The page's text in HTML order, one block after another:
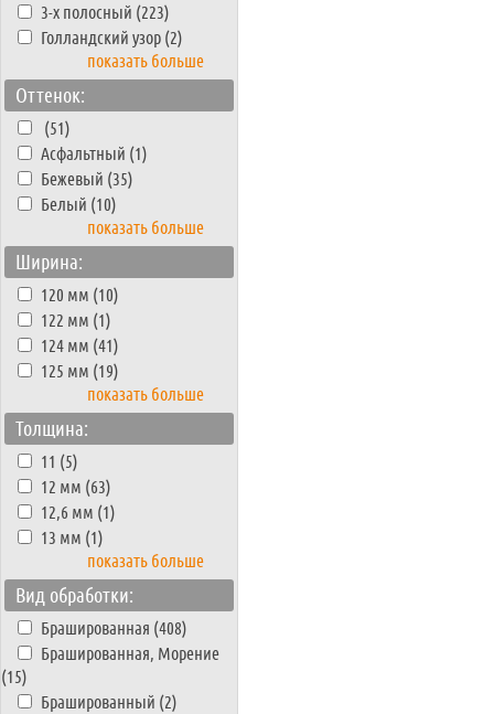
3-х полосный (223)
Голландский узор (2)
показать больше
Оттенок:
(51)
Асфальтный (1)
Бежевый (35)
Белый (10)
показать больше
Ширина:
120 мм (10)
122 мм (1)
124 мм (41)
125 мм (19)
показать больше
Толщина:
11 (5)
12 мм (63)
12,6 мм (1)
13 мм (1)
показать больше
Вид обработки:
Брашированная (408)
Брашированная, Морение
(15)
Брашированный (2)